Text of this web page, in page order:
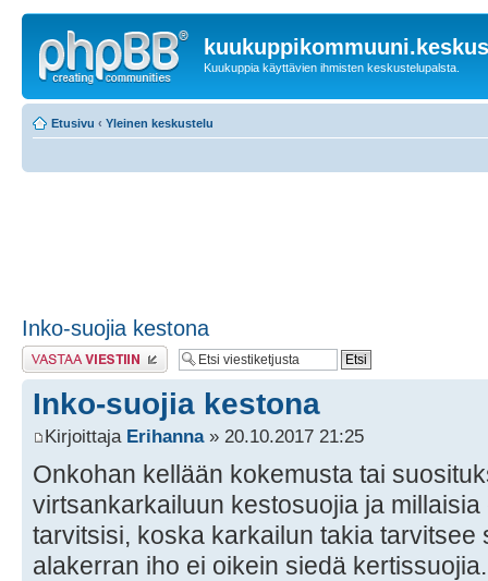
Kuukuppia käyttävien ihmisten keskustelupalsta.
Etusivu ‹ Yleinen keskustelu
Inko-suojia kestona
Lähetä vastaus
Inko-suojia kestona
Kirjoittaja Erihanna» 20.10.2017 21:25
Onkohan kellään kokemusta tai
virtsankarkailuun kestosuojia ja
tarvitsisi, koska karkailun takia tarvitsee
alakerran iho ei oikein siedä kertissuojia.